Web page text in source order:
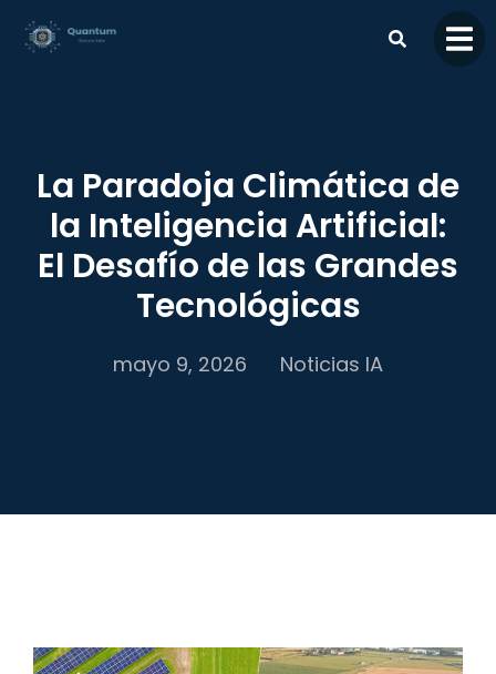
contenido
La Paradoja Climática de
la Inteligencia Artificial:
El Desafío de las Grandes
Tecnológicas
mayo 9, 2026 Noticias IA